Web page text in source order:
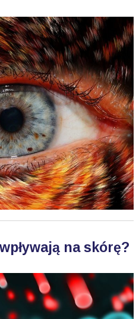
na skórę?